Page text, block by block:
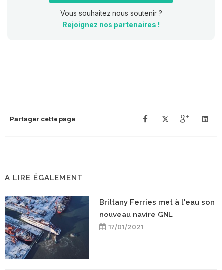
Vous souhaitez nous soutenir ?
Rejoignez nos partenaires !
Partager cette page
A LIRE ÉGALEMENT
Brittany Ferries met à l'eau son
nouveau navire GNL
17/01/2021